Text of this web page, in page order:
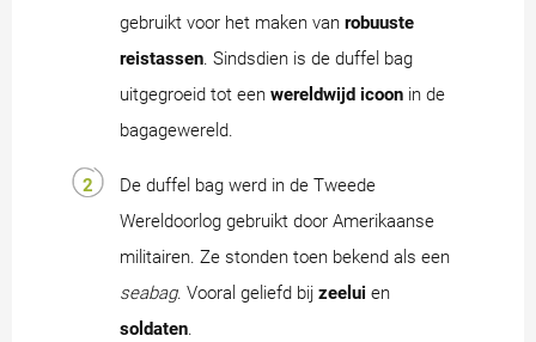
gebruikt voor het maken van robuuste
reistassen. Sindsdien is de duffel bag
uitgegroeid tot een wereldwijd icoon in de
bagagewereld.
De duffel bag werd in de Tweede
Wereldoorlog gebruikt door Amerikaanse
militairen. Ze stonden toen bekend als een
seabag. Vooral geliefd bij zeelui en
soldaten.